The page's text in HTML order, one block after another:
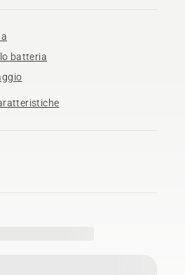
batteria